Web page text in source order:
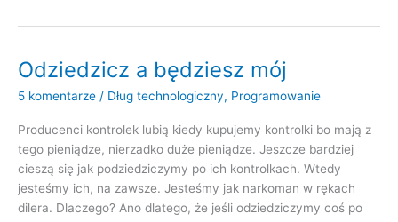
technologiczny
Odziedzicz a będziesz mój
5 komentarze / Dług technologiczny, Programowanie
Producenci kontrolek lubią kiedy kupujemy kontrolki bo mają z
tego pieniądze, nierzadko duże pieniądze. Jeszcze bardziej
cieszą się jak podziedziczymy po ich kontrolkach. Wtedy
jesteśmy ich, na zawsze. Jesteśmy jak narkoman w rękach
dilera. Dlaczego? Ano dlatego, że jeśli odziedziczymy coś po